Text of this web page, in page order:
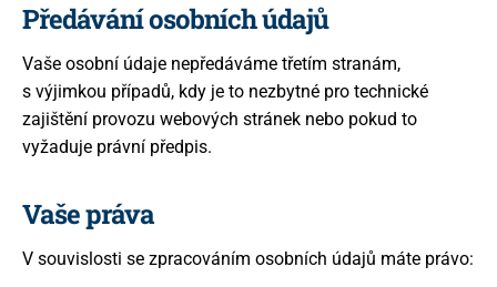
Předávání osobních údajů
Vaše osobní údaje nepředáváme třetím stranám,
s výjimkou případů, kdy je to nezbytné pro technické
zajištění provozu webových stránek nebo pokud to
vyžaduje právní předpis.
Vaše práva
V souvislosti se zpracováním osobních údajů máte právo: